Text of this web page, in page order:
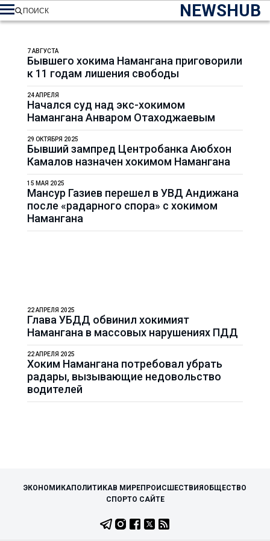
NEWSHUB
ПОИСК
Бывшего хокима Намангана приговорили
к 11 годам лишения свободы
7 АВГУСТА
Начался суд над экс-хокимом
Намангана Анваром Отаходжаевым
24 АПРЕЛЯ
Бывший зампред Центробанка Аюбхон
Камалов назначен хокимом Намангана
29 ОКТЯБРЯ 2025
Мансур Газиев перешел в УВД Андижана
после «радарного спора» с хокимом
Намангана
15 МАЯ 2025
Глава УБДД обвинил хокимият
Намангана в массовых нарушениях ПДД
22 АПРЕЛЯ 2025
Хоким Намангана потребовал убрать
радары, вызывающие недовольство
водителей
22 АПРЕЛЯ 2025
ЭКОНОМИКАПОЛИТИКАВ МИРЕПРОИСШЕСТВИЯ ОБЩЕСТВО
СПОРТО САЙТЕ